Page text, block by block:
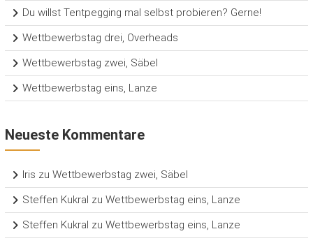
Du willst Tentpegging mal selbst probieren? Gerne!
Wettbewerbstag drei, Overheads
Wettbewerbstag zwei, Säbel
Wettbewerbstag eins, Lanze
Neueste Kommentare
Iris zu Wettbewerbstag zwei, Säbel
Steffen Kukral zu Wettbewerbstag eins, Lanze
Steffen Kukral zu Wettbewerbstag eins, Lanze